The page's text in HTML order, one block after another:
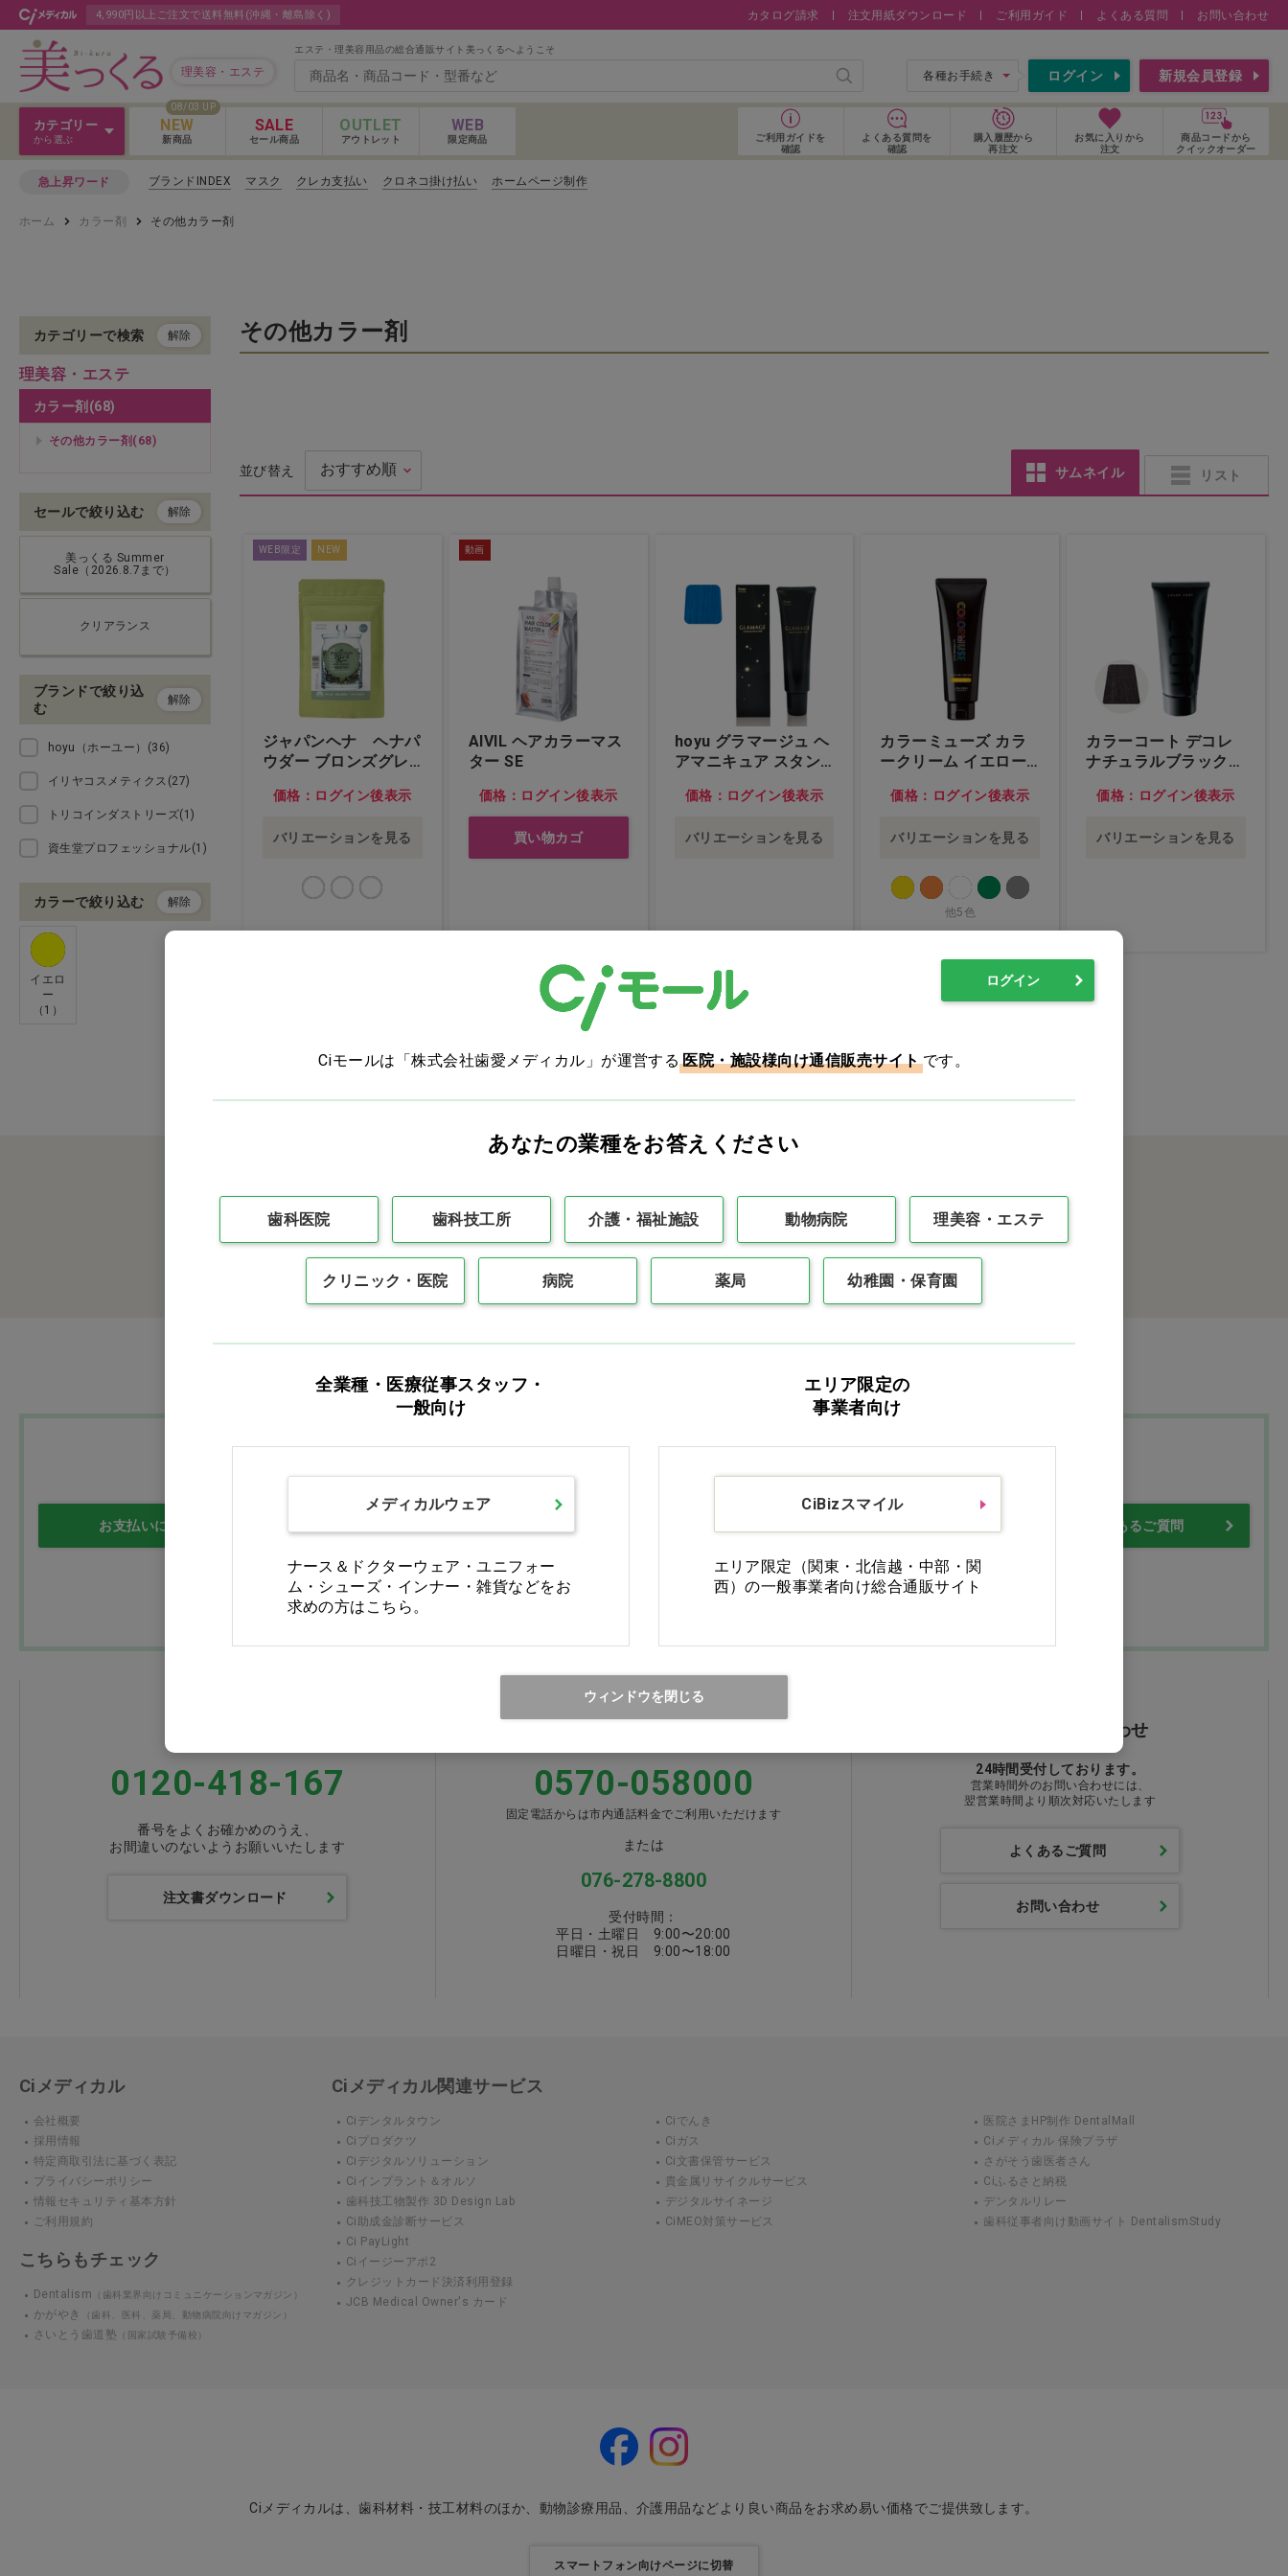
4,990円以上ご注文で送料無料(沖縄・離島除く) カタログ請求 注文用紙ダウンロード ご利用ガイド よくある質問 お問い合わせ
理美容・エステ
エステ・理美容用品の総合通販サイト美っくるへようこそ
検索 各種お手続き ログイン 新規会員登録
カテゴリー
から選ぶ
Ｖ３＆Ｌａｓｈ
カットウィッグ
カラー剤
パーマ剤
ヘアケア
理美容用品・小物
化粧品（ボディ）
エステ機器
アイラッシュ
接骨院・クリニック用品
オーラルケア
Ｖ３＆Ｌａｓｈ
08/03 UP
NEW
新商品
SALE
セール商品
OUTLET
アウトレット
WEB
限定商品 ご利用ガイドを
確認
よくある質問を
確認
購入履歴から
再注文
お気に入り から
注文
商品コードから
クイックオーダー
急上昇ワード ブランドINDEX マスク クレカ支払い クロネコ掛け払い ホームページ制作
ホーム カラー剤 その他カラー剤
その他カラー剤
並び替え サムネイル リスト
WEB限定 NEW
ジャパンヘナ ヘナパ
ウダー ブロンズグレ
価格：ログイン後表示
バリエーションを見る
動画
AIVIL ヘアカラーマス
ター SE
価格：ログイン後表示
買い物カゴ
hoyu グラマージュ ヘ
アマニキュア スタン
ンブルー…他
価格：ログイン後表示
バリエーションを見る
カラーミューズ カラ
ークリーム イエロー…
価格：ログイン後表示
バリエーションを見る
他5色
カラーコート デコレ
ナチュラルブラック…
価格：ログイン後表示
バリエーションを見る
最初 前の100件 最後
カテゴリーで検索 解除
理美容・エステ
カラー剤(68)
その他カラー剤(68)
セールで絞り込む 解除
美っくる Summer
Sale（2026.8.7まで）
クリアランス
ブランドで絞り込
む
解除
hoyu（ホーユー）(36)
イリヤコスメティクス(27)
トリコインダストリーズ(1)
資生堂プロフェッショナル(1)
カラーで絞り込む 解除
イエロ
ー
（1）
お支払いについて よくあるご質問
ご利用ガイドを詳しく見る
0120-418-167
番号をよくお確かめのうえ、
お間違いのないようお願いいたします
注文書ダウンロード
0570-058000
固定電話からは市内通話料金でご利用いただけます
または
076-278-8800
受付時間：
平日・土曜日 9:00〜20:00
日曜日・祝日 9:00〜18:00
メールでお問い合わせ
24時間受付しております。
営業時間外のお問い合わせには、
翌営業時間より順次対応いたします
よくあるご質問
お問い合わせ
Ciメディカル
会社概要
採用情報
特定商取引法に基づく表記
プライバシーポリシー
情報セキュリティ基本方針
ご利用規約
こちらもチェック
Dentalism （歯科業界向けコミュニケーションマガジン）
かがやき （歯科、医科、薬局、動物病院向けマガジン）
さいとう歯道塾 （国家試験予備校）
Ciメディカル関連サービス
Ciデンタルタウン
Ciプロダクツ
Ciデジタルソリューション
Ciインプラント＆オルソ
歯科技工物製作 3D Design Lab
Ci助成金診断サービス
Ci PayLight
Ciイージーアポ2
クレジットカード決済利用登録
JCB Medical Owner's カード
Ciでんき
Ciガス
Ci文書保管サービス
貴金属リサイクルサービス
デジタルサイネージ
CiMEO対策サービス
医院さまHP制作 DentalMall
Ciメディカル 保険プラザ
さがそう歯医者さん
Ciふるさと納税
デンタルリレー
歯科従事者向け動画サイト DentalismStudy
Ciメディカルは、歯科材料・技工材料のほか、動物診療用品、介護用品などより良い商品をお求め易い価格でご提供致します。
スマートフォン向けページに切替
ログイン
Ciモールは「株式会社歯愛メディカル」が運営する医院・施設様向け通信販売サイトです。
あなたの業種をお答えください
歯科医院 歯科技工所 介護・福祉施設 動物病院 理美容・エステ
クリニック・医院 病院 薬局 幼稚園・保育園
全業種・医療従事スタッフ・
一般向け
メディカルウェア
ナース＆ドクターウェア・ユニフォー
ム・シューズ・インナー・雑貨などをお
求めの方はこちら。
エリア限定の
事業者向け
CiBizスマイル
エリア限定（関東・北信越・中部・関
西）の一般事業者向け総合通販サイト
ウィンドウを閉じる